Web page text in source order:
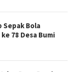
Sepak Bola
78 Desa Bumi